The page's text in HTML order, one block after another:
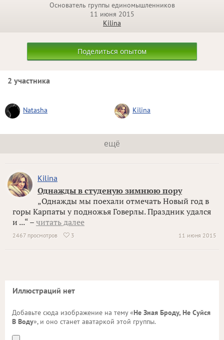
Основатель группы единомышленников
11 июня 2015
Kilina
Поделиться опытом
2 участника
Natasha Kilina
ещё
Kilina
Однажды в студеную зимнюю пору
„Однажды мы поехали отмечать Новый год в
горы Карпаты у подножья Говерлы. Праздник удался
и ...“ – читать далее
11 июня 2015
2467 просмотров  3
Иллюстраций нет
Добавьте сюда изображение на тему «Не Зная Броду, Не Суйся
В Воду», и оно станет аватаркой этой группы.